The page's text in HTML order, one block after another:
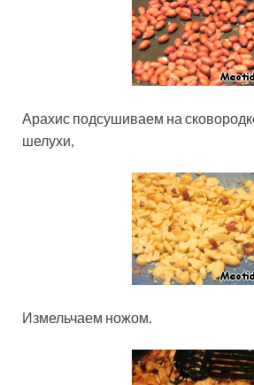
Арахис подсушиваем на
шелухи,
Измельчаем ножом.